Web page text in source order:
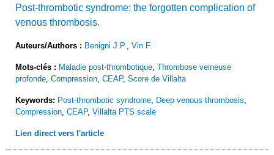
Post-thrombotic syndrome: the forgotten complication of
venous thrombosis.
Auteurs/Authors : Benigni J.P. Vin F.
Mots-clés : Maladie post-thrombotique Thrombose veineuse
profonde Compression CEAP, Score de Villalta
Keywords: Post-thrombotic syndrome Deep venous thrombosis
Compression CEAP, Villalta PTS scale
Lien direct vers l'article